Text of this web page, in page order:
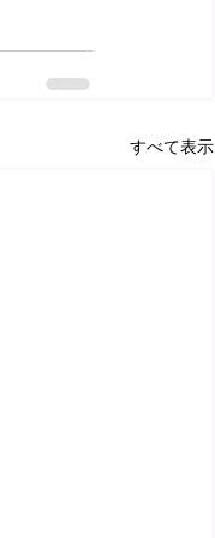
すべて表示